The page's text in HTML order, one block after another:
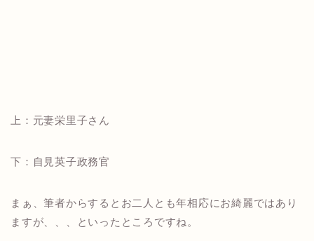
上：元妻栄里子さん
下：自見英子政務官
まぁ、筆者からするとお二人とも年相応にお綺麗ではあり
ますが、、、といったところですね。